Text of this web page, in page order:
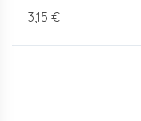
3,15 €